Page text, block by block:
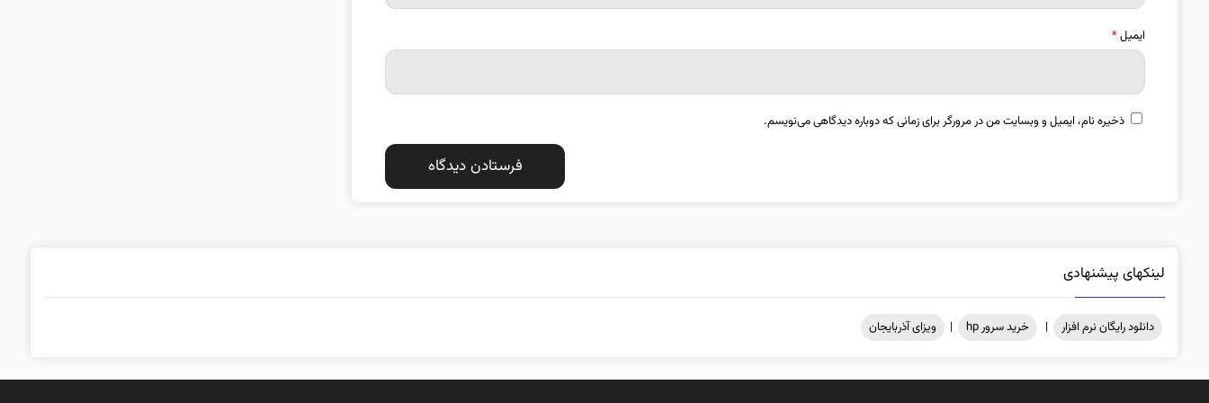
ایمیل*
ذخیره نام، ایمیل و وبسایت من در مرورگر برای زمانی که دوباره دیدگاهی می‌نویسم.
لینکهای پیشنهادی
دانلود رایگان نرم افزار | خرید سرور hp | ویزای آذربایجان